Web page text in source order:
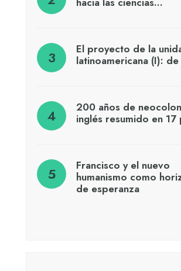
El proyecto de la
latinoamericana (I):
200 años de
inglés resumido en 17
Francisco y el nuevo
humanismo como
de esperanza